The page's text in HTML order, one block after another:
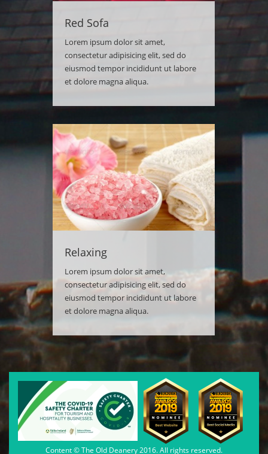
Red Sofa
Lorem ipsum dolor sit amet,
consectetur adipisicing elit, sed do
eiusmod tempor incididunt ut labore
et dolore magna aliqua.
Relaxing
Lorem ipsum dolor sit amet,
consectetur adipisicing elit, sed do
eiusmod tempor incididunt ut labore
et dolore magna aliqua.
Content © The Old Deanery 2016. All rights reserved.